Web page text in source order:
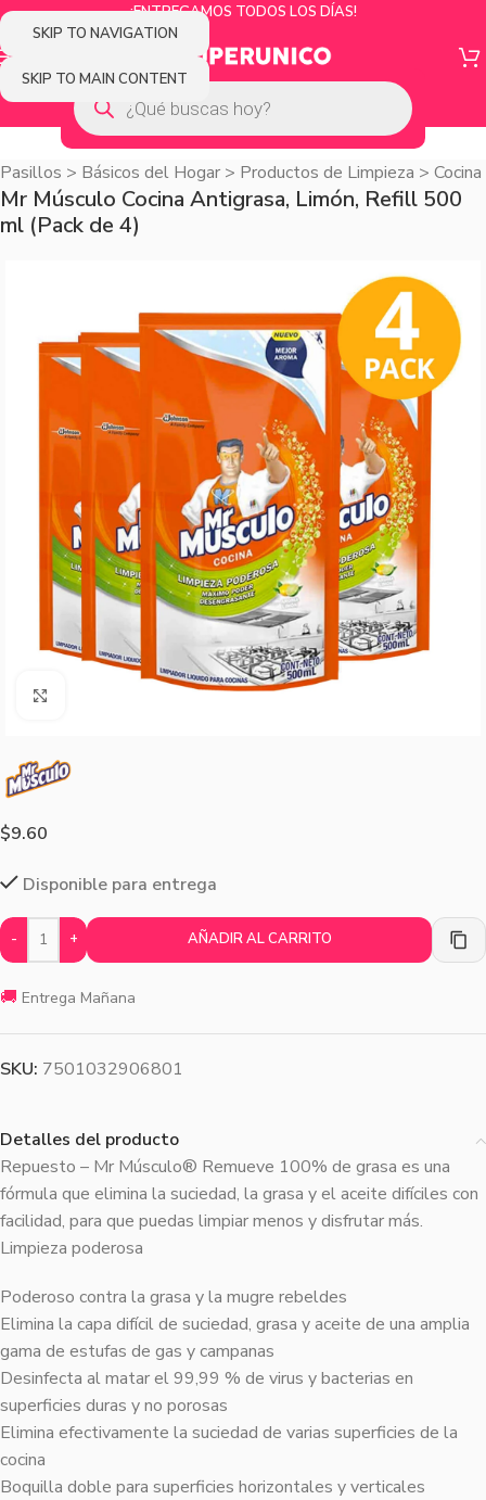
SKIP TO NAVIGATION
SKIP TO MAIN CONTENT
¡ENTREGAMOS TODOS LOS DÍAS!
Pasillos > Básicos del Hogar > Productos de Limpieza > Cocina
Mr Músculo Cocina Antigrasa, Limón, Refill 500
ml (Pack de 4)
$9.60
Disponible para entrega
- + AÑADIR AL CARRITO
🚚 Entrega Mañana
SKU: 7501032906801
Detalles del producto
Repuesto – Mr Músculo® Remueve 100% de grasa es una
fórmula que elimina la suciedad, la grasa y el aceite difíciles con
facilidad, para que puedas limpiar menos y disfrutar más.
Limpieza poderosa
Poderoso contra la grasa y la mugre rebeldes
Elimina la capa difícil de suciedad, grasa y aceite de una amplia
gama de estufas de gas y campanas
Desinfecta al matar el 99,99 % de virus y bacterias en
superficies duras y no porosas
Elimina efectivamente la suciedad de varias superficies de la
cocina
Boquilla doble para superficies horizontales y verticales